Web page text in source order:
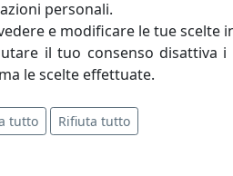
personali.
e modificare le tue scelte
il tuo consenso disattiva
le scelte effettuate.
tutto Rifiuta tutto